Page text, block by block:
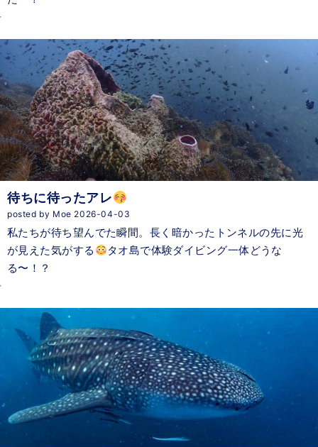
待ちに待ったアレ
posted by Moe 2026-04-03
私たちが待ち望んでた瞬間。長く暗かったトンネルの先に光
が見えた気がする
タオ島で体験ダイビング一体どうな
る〜！？